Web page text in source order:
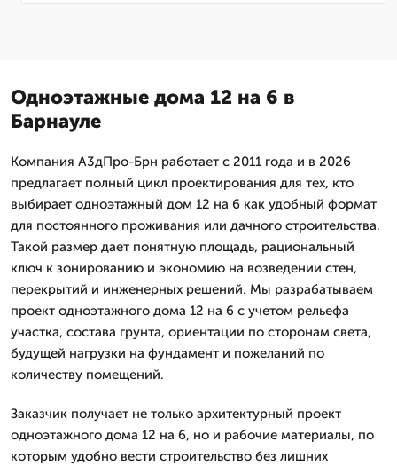
Одноэтажные дома 12 на 6 в
Барнауле
Компания А3дПро-Брн работает с 2011 года и в 2026
предлагает полный цикл проектирования для тех, кто
выбирает одноэтажный дом 12 на 6 как удобный формат
для постоянного проживания или дачного строительства.
Такой размер дает понятную площадь, рациональный
ключ к зонированию и экономию на возведении стен,
перекрытий и инженерных решений. Мы разрабатываем
проект одноэтажного дома 12 на 6 с учетом рельефа
участка, состава грунта, ориентации по сторонам света,
будущей нагрузки на фундамент и пожеланий по
количеству помещений.
Заказчик получает не только архитектурный проект
одноэтажного дома 12 на 6, но и рабочие материалы, по
которым удобно вести строительство без лишних